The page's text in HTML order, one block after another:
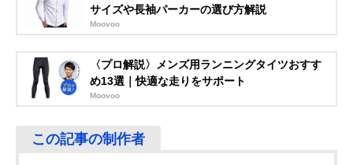
サイズや長袖パーカーの選び方解説
Moovoo
〈プロ解説〉メンズ用ランニングタイツおすす
め13選｜快適な走りをサポート
Moovoo